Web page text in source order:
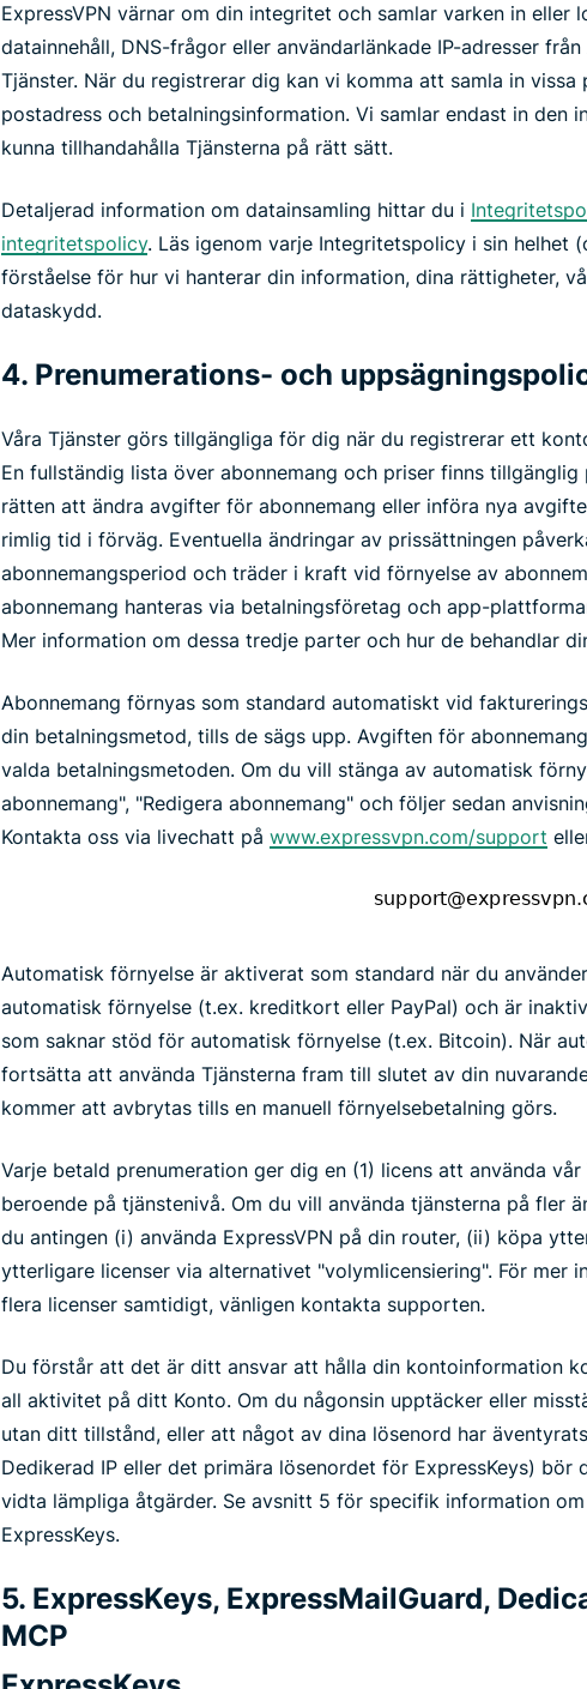
ExpressVPN värnar om din integritet och samlar varken in
datainnehåll, DNS-frågor eller användarlänkade IP-adresser
Tjänster. När du registrerar dig kan vi komma att samla in
postadress och betalningsinformation. Vi samlar endast in
kunna tillhandahålla Tjänsterna på rätt sätt.
Detaljerad information om datainsamling hittar du i
integritetspolicy. Läs igenom varje Integritetspolicy i sin
förståelse för hur vi hanterar din information, dina rättigheter,
dataskydd.
4. Prenumerations- och
Våra Tjänster görs tillgängliga för dig när du registrerar ett
En fullständig lista över abonnemang och priser finns tillgänglig
rätten att ändra avgifter för abonnemang eller införa nya
rimlig tid i förväg. Eventuella ändringar av prissättningen
abonnemangsperiod och träder i kraft vid förnyelse av
abonnemang hanteras via betalningsföretag och app-
Mer information om dessa tredje parter och hur de behandlar
Abonnemang förnyas som standard automatiskt vid
din betalningsmetod, tills de sägs upp. Avgiften för
valda betalningsmetoden. Om du vill stänga av automatisk
abonnemang", "Redigera abonnemang" och följer sedan
Kontakta oss via livechatt på www.expressvpn.com/support
Automatisk förnyelse är aktiverat som standard när du
automatisk förnyelse (t.ex. kreditkort eller PayPal) och är
som saknar stöd för automatisk förnyelse (t.ex. Bitcoin). När
fortsätta att använda Tjänsterna fram till slutet av din
kommer att avbrytas tills en manuell förnyelsebetalning görs.
Varje betald prenumeration ger dig en (1) licens att använda
beroende på tjänstenivå. Om du vill använda tjänsterna på fler
du antingen (i) använda ExpressVPN på din router, (ii) köpa
ytterligare licenser via alternativet "volymlicensiering". För
flera licenser samtidigt, vänligen kontakta supporten.
Du förstår att det är ditt ansvar att hålla din kontoinformation
all aktivitet på ditt Konto. Om du någonsin upptäcker eller
utan ditt tillstånd, eller att något av dina lösenord har
Dedikerad IP eller det primära lösenordet för ExpressKeys)
vidta lämpliga åtgärder. Se avsnitt 5 för specifik information
ExpressKeys.
5. ExpressKeys, ExpressMailGuard,
MCP